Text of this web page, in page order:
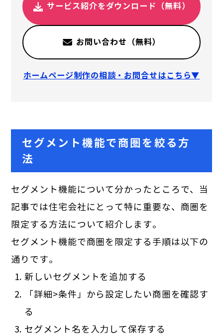
サービス紹介をダウンロード（無料）
お問い合わせ（無料）
ホームページ制作の相談・お問合せはこちら▼
セグメント機能で商圏を絞る方
法
セグメント機能について分かったところで、当
記事では住宅会社にとって特に重要な、商圏を
限定する方法について紹介します。
セグメント機能で商圏を限定する手順は以下の
通りです。
新しいセグメントを追加する
「詳細>条件」から設定したい商圏を確認す
る
セグメント名を入力して保存する